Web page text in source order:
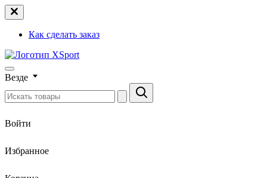
Как сделать заказ
Везде
Войти
Избранное